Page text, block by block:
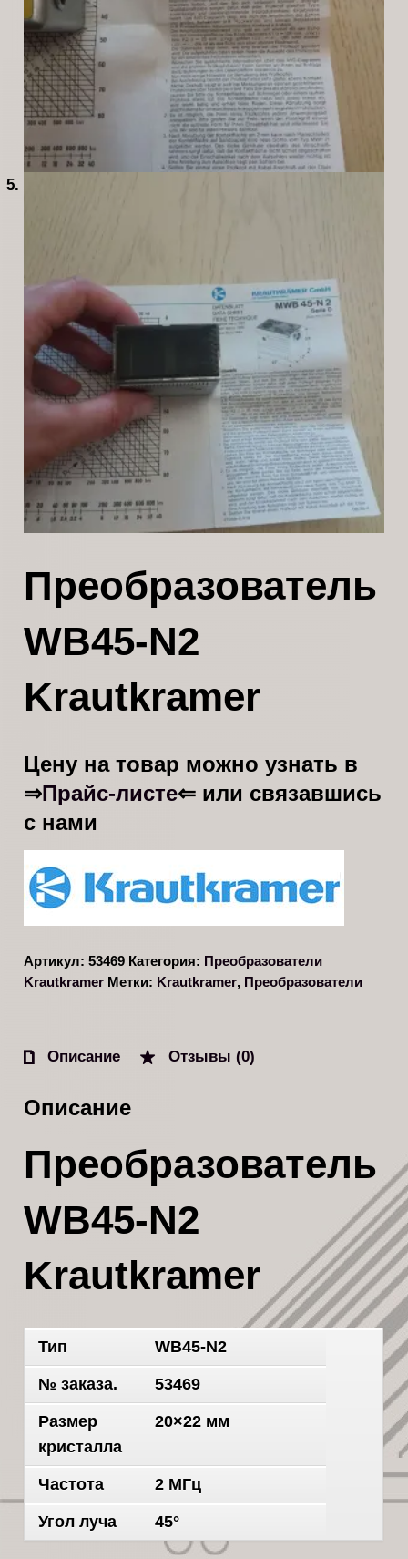
Преобразователь
WB45-N2
Krautkramer
Цену на товар можно узнать в
⇒Прайс-листе⇐ или связавшись
с нами
Артикул:53469 Категория: Преобразователи
Krautkramer Метки: Krautkramer, Преобразователи
Описание Отзывы (0)
Описание
Преобразователь
WB45-N2
Krautkramer
Тип WB45-N2
№ заказа. 53469
Размер
кристалла
20×22 мм
Частота 2 МГц
Угол луча 45°